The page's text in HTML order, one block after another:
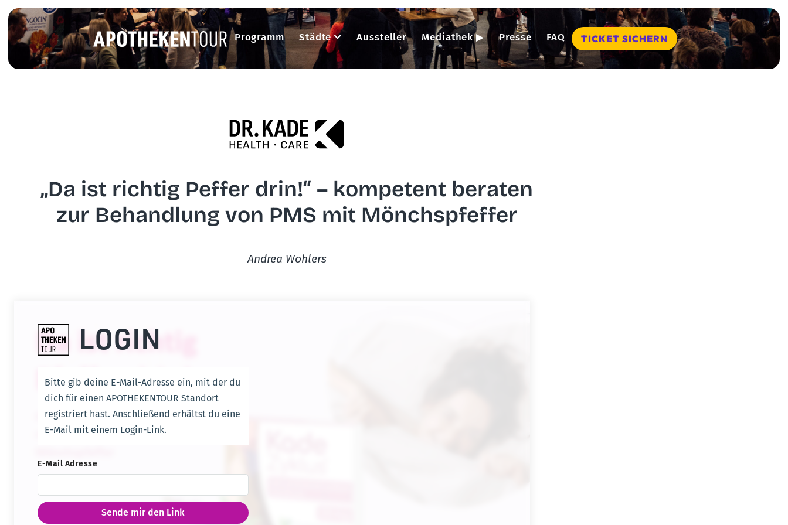
Programm Städte Aussteller Mediathek ▶ Presse FAQ TICKET SICHERN
„Da ist richtig Peffer drin!“ – kompetent beraten
zur Behandlung von PMS mit Mönchspfeffer
Andrea Wohlers
LOGIN
Bitte gib deine E-Mail-Adresse ein, mit der du
dich für einen APOTHEKENTOUR Standort
registriert hast. Anschließend erhältst du eine
E-Mail mit einem Login-Link.
E-Mail Adresse